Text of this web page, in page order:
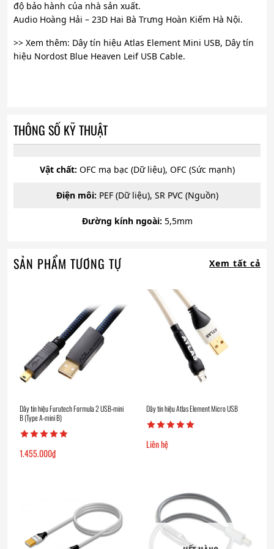
độ bảo hành của nhà sản xuất.
Audio Hoàng Hải – 23D Hai Bà Trưng Hoàn Kiếm Hà Nội.
>> Xem thêm: Dây tín hiệu Atlas Element Mini USB, Dây tín
hiệu Nordost Blue Heaven Leif USB Cable.
THÔNG SỐ KỸ THUẬT
Vật chất: OFC mạ bạc (Dữ liệu), OFC (Sức mạnh)
Điện môi: PEF (Dữ liệu), SR PVC (Nguồn)
Đường kính ngoài: 5,5mm
SẢN PHẨM TƯƠNG TỰ Xem tất cả
Dây tín hiệu Furutech Formula 2 USB-mini
B (Type A-mini B)
1.455.000₫
Dây tín hiệu Atlas Element Micro USB
Liên hệ